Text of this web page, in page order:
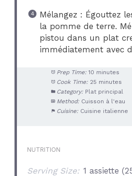
Mélangez : Égouttez
la pomme de terre.
pistou dans un plat
immédiatement avec
Prep Time: 10 minutes
Cook Time: 25 minutes
Category: Plat principal
Method: Cuisson à l'eau
Cuisine: Cuisine italienne
NUTRITION
Serving Size: 1 assiette